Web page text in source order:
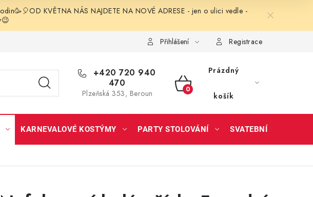
KVĚTNA NÁS NAJDETE NA NOVÉ ADRESE - jen o ulici vedle -
Přihlášení Registrace
+420 720 940
470
Plzeňská 353, Beroun
NÁKUPNÍ
Prázdný
košík
KARNEVALOVÉ KOSTÝMY PARTY STOLOVÁNÍ SVATEBNÍ DOPLŇKY